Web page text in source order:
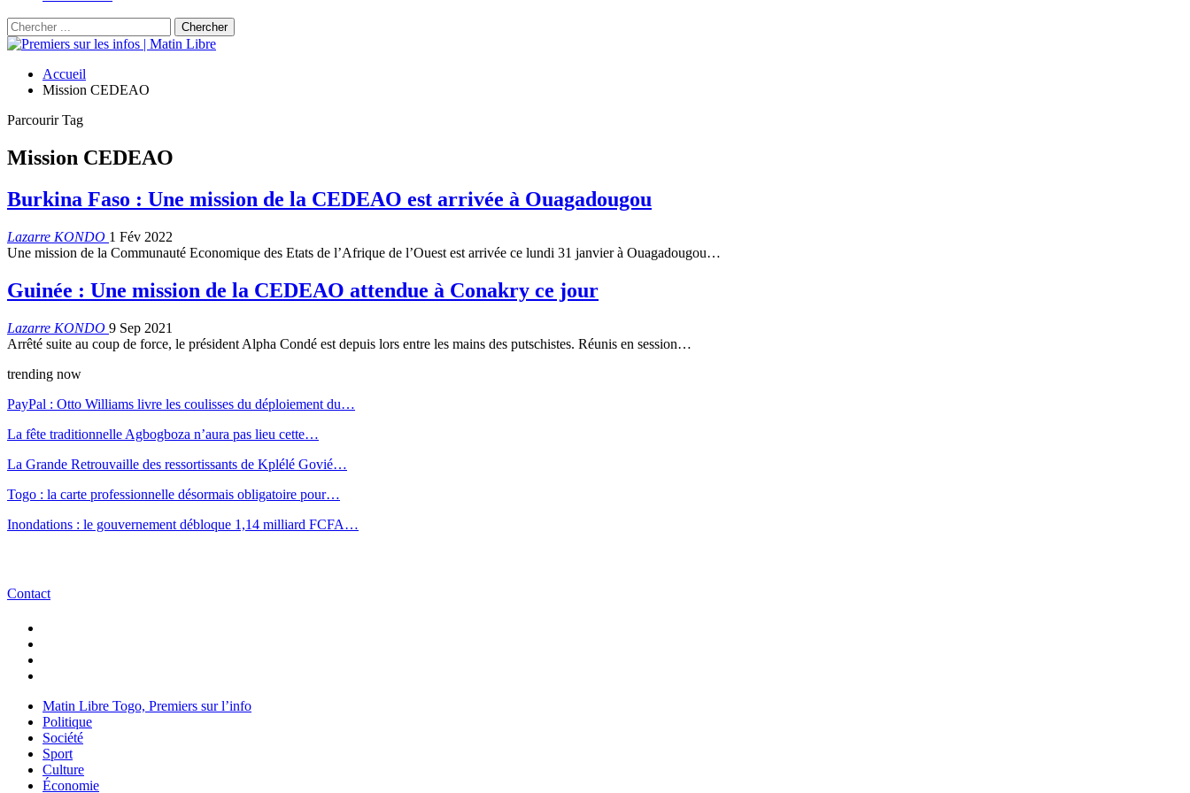
Accueil
Mission CEDEAO
Parcourir Tag
Mission CEDEAO
Burkina Faso : Une mission de la CEDEAO est arrivée à Ouagadougou
Lazarre KONDO 1 Fév 2022
Une mission de la Communauté Economique des Etats de l’Afrique de l’Ouest est arrivée ce lundi 31 janvier à Ouagadougou…
Guinée : Une mission de la CEDEAO attendue à Conakry ce jour
Lazarre KONDO 9 Sep 2021
Arrêté suite au coup de force, le président Alpha Condé est depuis lors entre les mains des putschistes. Réunis en session…
trending now
PayPal : Otto Williams livre les coulisses du déploiement du…
La fête traditionnelle Agbogboza n’aura pas lieu cette…
La Grande Retrouvaille des ressortissants de Kplélé Govié…
Togo : la carte professionnelle désormais obligatoire pour…
Inondations : le gouvernement débloque 1,14 milliard FCFA…
Contact
Matin Libre Togo, Premiers sur l’info
Politique
Société
Sport
Culture
Économie